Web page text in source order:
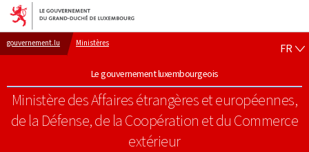
Aller au menu principal
Aller au contenu
gouvernement.lu Ministères
Le gouvernement luxembourgeois
Ministère des Affaires étrangères et européennes,
de la Défense, de la Coopération et du Commerce
extérieur
FR